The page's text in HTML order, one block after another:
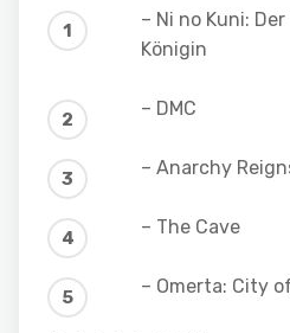
– Ni no Kuni:
Königin
– DMC
– Anarchy
– The Cave
– Omerta: City